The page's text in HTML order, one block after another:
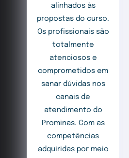
alinhados às
propostas do curso.
Os profissionais são
totalmente
atenciosos e
comprometidos em
sanar dúvidas nos
canais de
atendimento do
Prominas. Com as
competências
adquiridas por meio